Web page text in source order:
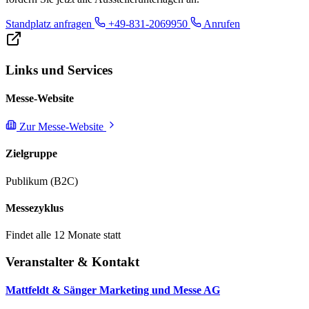
Standplatz anfragen +49-831-2069950 Anrufen
Links und Services
Messe-Website
Zur Messe-Website
Zielgruppe
Publikum (B2C)
Messezyklus
Findet alle 12 Monate statt
Veranstalter & Kontakt
Mattfeldt & Sänger Marketing und Messe AG